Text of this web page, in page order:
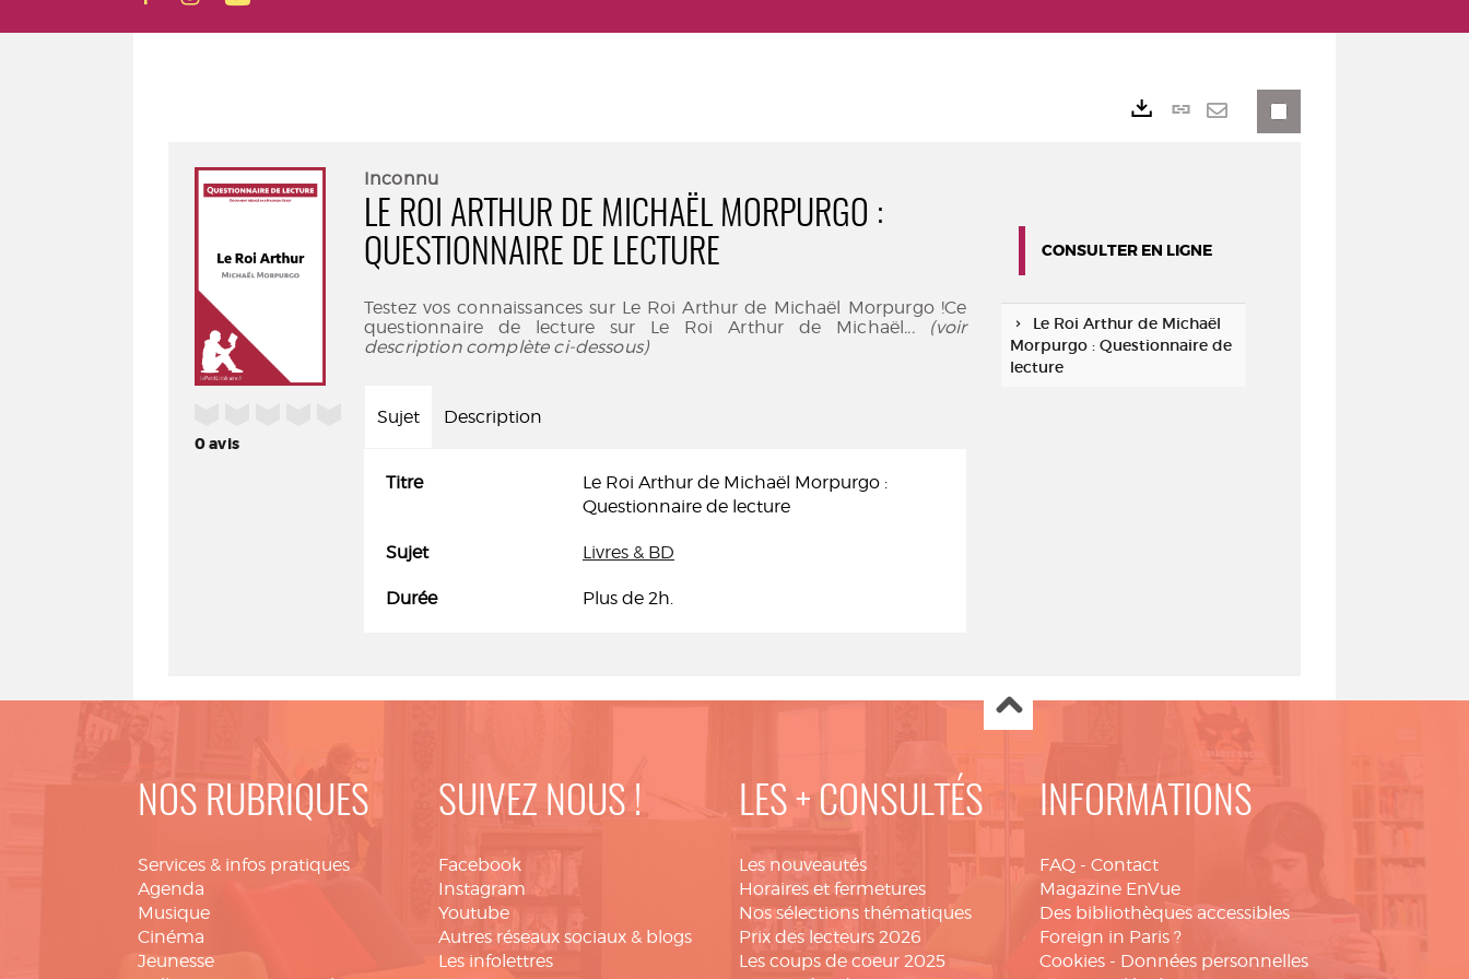
0avis
Inconnu
LE ROI ARTHUR DE MICHAËL MORPURGO :
QUESTIONNAIRE DE LECTURE
Testez vos connaissances sur Le Roi Arthur de Michaël Morpurgo !Ce
questionnaire de lecture sur Le Roi Arthur de Michaël... (voir
description complète ci-dessous)
Sujet Description
Titre
Le Roi Arthur de Michaël Morpurgo :
Questionnaire de lecture
Sujet Livres & BD
Durée Plus de 2h.
Lien
CONSULTER EN LIGNE
Le Roi Arthur de Michaël
Morpurgo : Questionnaire de
lecture
NOS RUBRIQUES
Services & infos pratiques
Agenda
Musique
Cinéma
Jeunesse
SUIVEZ NOUS !
Facebook
Instagram
Youtube
Autres réseaux sociaux & blogs
Les infolettres
LES + CONSULTÉS
Les nouveautés
Horaires et fermetures
Nos sélections thématiques
Prix des lecteurs 2026
Les coups de coeur 2025
INFORMATIONS
FAQ - Contact
Magazine EnVue
Des bibliothèques accessibles
Foreign in Paris ?
Cookies - Données personnelles